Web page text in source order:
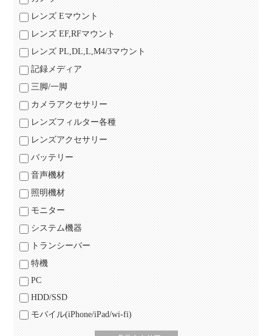
レンズ Eマウント
レンズ EF,RFマウント
レンズ PL,DL,L,M4/3マウント
記録メディア
三脚/一脚
カメラアクセサリー
レンズフィルター各種
レンズアクセサリー
バッテリー
音声機材
照明機材
モニター
システム機器
トランシーバー
特機
PC
HDD/SSD
モバイル(iPhone/iPad/wi-fi)